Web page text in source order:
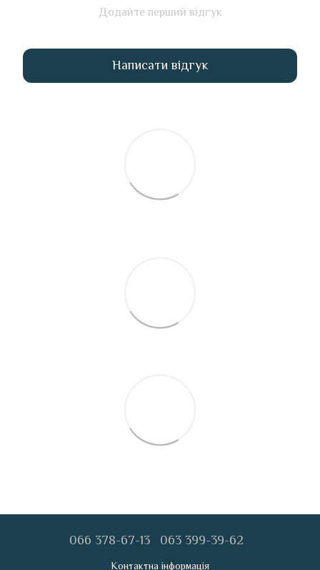
Додайте перший відгук
Написати відгук
066 378-67-13 063 399-39-62
Контактна інформація